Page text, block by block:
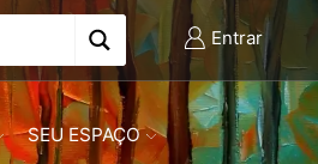
Entrar
SEU ESPAÇO